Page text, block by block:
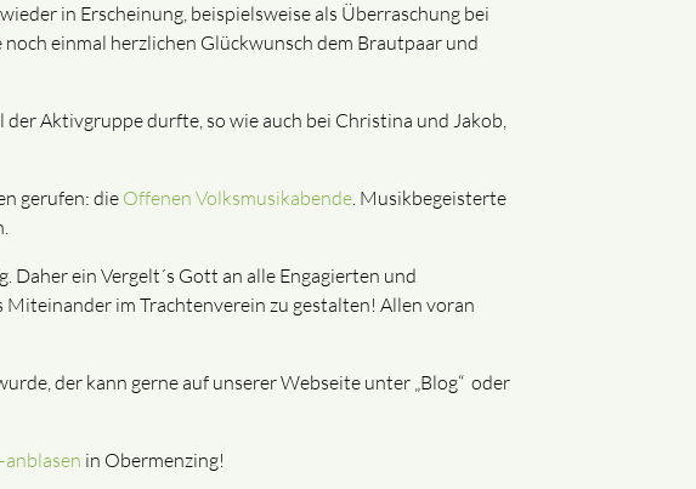
in Erscheinung, beispielsweise als Überraschung bei
einmal herzlichen Glückwunsch dem Brautpaar und
Aktivgruppe durfte, so wie auch bei Christina und Jakob,
gerufen: die Offenen Volksmusikabende. Musikbegeisterte
Daher ein Vergelt´s Gott an alle Engagierten und
Miteinander im Trachtenverein zu gestalten! Allen voran
der kann gerne auf unserer Webseite unter „Blog“ oder
in Obermenzing!